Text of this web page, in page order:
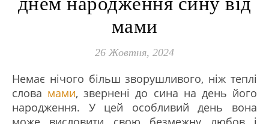
мами
26 Жовтня, 2024
Немає нічого більш зворушливого, ніж теплі
слова мами, звернені до сина на день його
народження. У цей особливий день вона